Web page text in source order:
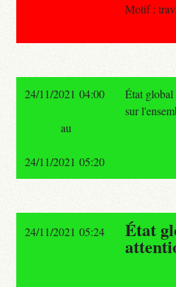
Motif :
24/11/2021 04:00
État
sur
au
24/11/2021 05:20
24/11/2021 05:24 État